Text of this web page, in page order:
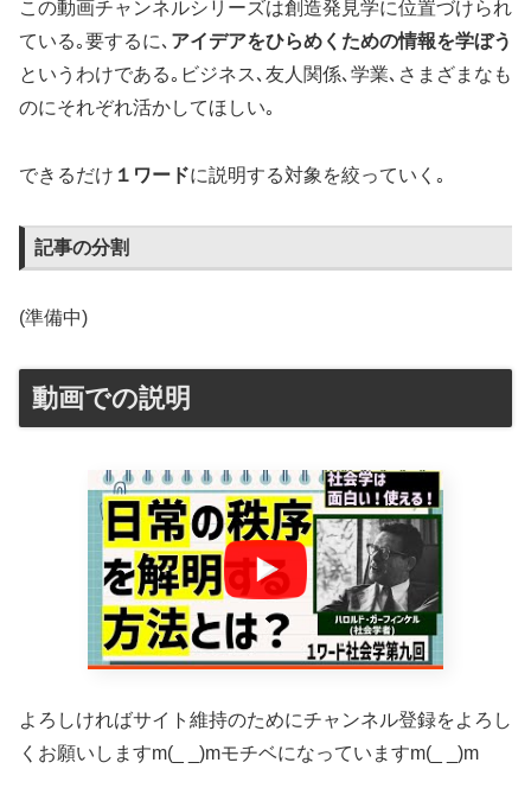
この動画チャンネルシリーズは創造発見学に位置づけられ
ている｡要するに､ アイデアをひらめくための情報を学ぼう
というわけである｡ビジネス､友人関係､学業､さまざまなも
のにそれぞれ活かしてほしい｡
できるだけ １ワードに説明する対象を絞っていく｡
記事の分割
(準備中)
動画での説明
よろしければサイト維持のためにチャンネル登録をよろし
くお願いしますm(_ _)mモチベになっていますm(_ _)m